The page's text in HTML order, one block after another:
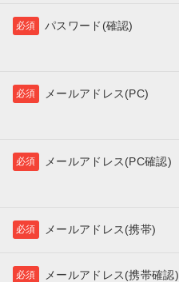
パスワード(確認)
必須
メールアドレス(PC)
必須
メールアドレス(PC確認)
必須
メールアドレス(携帯)
必須
メールアドレス(携帯確認)
必須